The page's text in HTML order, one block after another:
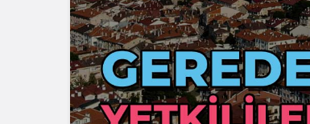
Bolu’nun Tanınmış İsmi
Mahmut Alan Büyük
Tehlikeyi Önledi
Eğitim